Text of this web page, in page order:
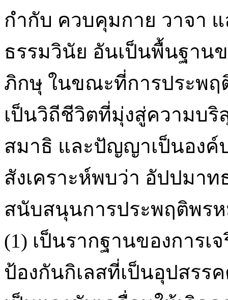
กำกับ ควบคุมกาย วาจา
ธรรมวินัย อันเป็นพื้นฐาน
ภิกษุ ในขณะที่การประพฤ
เป็นวิถีชีวิตที่มุ่งสู่ความบ
สมาธิ และปัญญาเป็นองค์
สังเคราะห์พบว่า อัปปมา
สนับสนุนการประพฤติพร
(1) เป็นรากฐานของการ
ป้องกันกิเลสที่เป็นอุปสรร